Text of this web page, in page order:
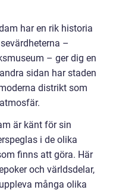
har en rik historia
–
– ger dig en
sidan har staden
distrikt som
är känt för sin
i de olika
finns att göra. Här
och världsdelar,
många olika